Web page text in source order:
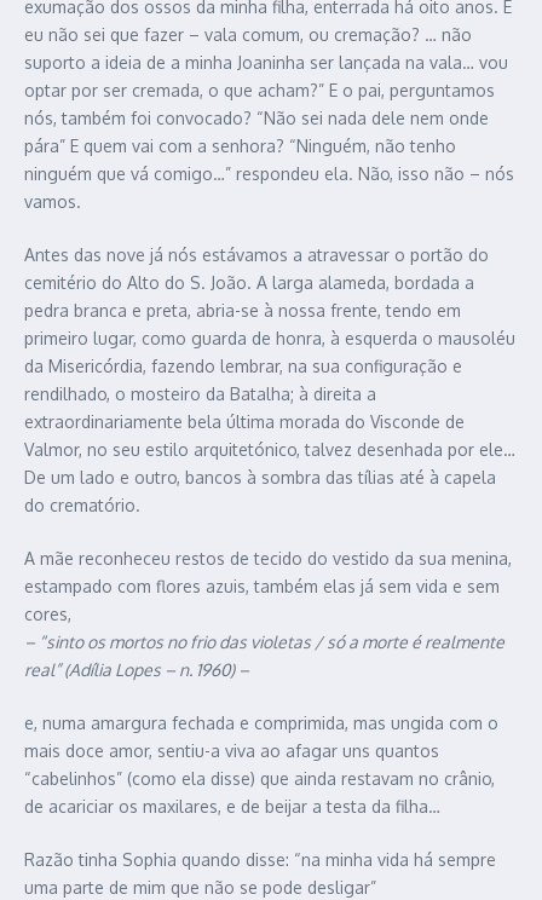
exumação dos ossos da minha filha, enterrada há oito anos. E
eu não sei que fazer – vala comum, ou cremação? … não
suporto a ideia de a minha Joaninha ser lançada na vala… vou
optar por ser cremada, o que acham?” E o pai, perguntamos
nós, também foi convocado? “Não sei nada dele nem onde
pára” E quem vai com a senhora? “Ninguém, não tenho
ninguém que vá comigo…” respondeu ela. Não, isso não – nós
vamos.
Antes das nove já nós estávamos a atravessar o portão do
cemitério do Alto do S. João. A larga alameda, bordada a
pedra branca e preta, abria-se à nossa frente, tendo em
primeiro lugar, como guarda de honra, à esquerda o mausoléu
da Misericórdia, fazendo lembrar, na sua configuração e
rendilhado, o mosteiro da Batalha; à direita a
extraordinariamente bela última morada do Visconde de
Valmor, no seu estilo arquitetónico, talvez desenhada por ele…
De um lado e outro, bancos à sombra das tílias até à capela
do crematório.
A mãe reconheceu restos de tecido do vestido da sua menina,
estampado com flores azuis, também elas já sem vida e sem
cores,
– “sinto os mortos no frio das violetas / só a morte é realmente
real” (Adília Lopes – n. 1960) –
e, numa amargura fechada e comprimida, mas ungida com o
mais doce amor, sentiu-a viva ao afagar uns quantos
“cabelinhos” (como ela disse) que ainda restavam no crânio,
de acariciar os maxilares, e de beijar a testa da filha…
Razão tinha Sophia quando disse: “na minha vida há sempre
uma parte de mim que não se pode desligar”